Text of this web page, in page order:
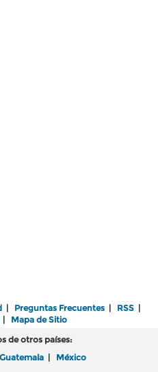
| Preguntas Frecuentes | RSS |
Mapa de Sitio
de otros países:
Guatemala | México